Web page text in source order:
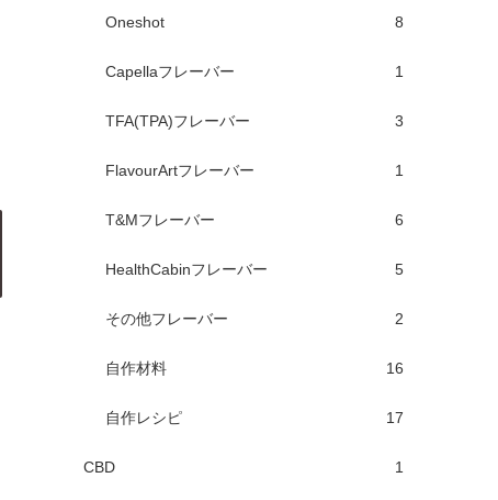
Oneshot 8
Capellaフレーバー 1
TFA(TPA)フレーバー 3
FlavourArtフレーバー 1
T&Mフレーバー 6
HealthCabinフレーバー 5
その他フレーバー 2
自作材料 16
自作レシピ 17
CBD 1